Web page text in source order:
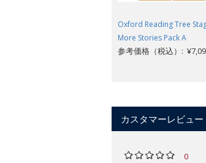
Oxford Reading Tree
More Stories Pack A
参考価格（税込）:
カスタマーレビュー
0